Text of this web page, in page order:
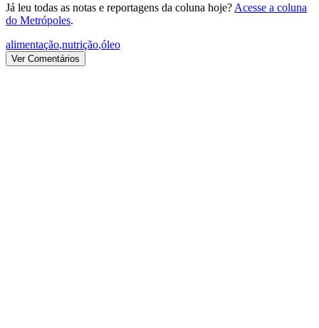
Já leu todas as notas e reportagens da coluna hoje? Acesse a coluna
do Metrópoles.
alimentação,nutrição,óleo
Ver Comentários